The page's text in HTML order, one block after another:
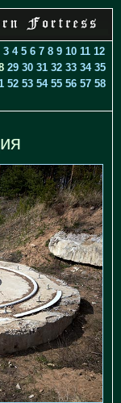
3 4 5 6 7 8 9 10 11 12
29 30 31 32 33 34 35
52 53 54 55 56 57 58